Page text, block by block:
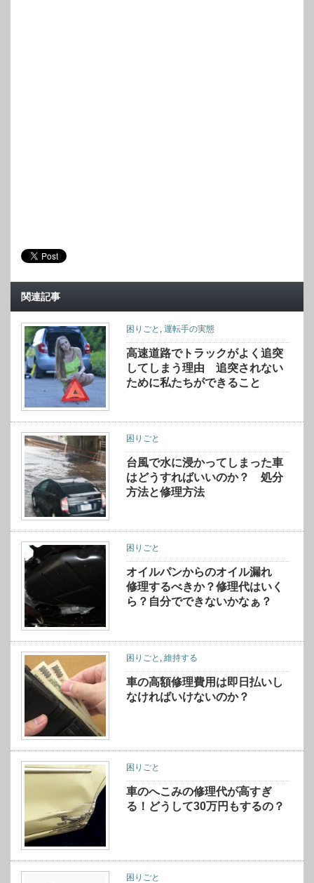
関連記事
困りごと ,運転手の実態
高速道路でトラックがよく追突
してしまう理由 追突されない
ために私たちができること
困りごと
台風で水に浸かってしまった車
はどうすればいいのか？ 処分
方法と修理方法
困りごと
オイルパンからのオイル漏れ
修理するべきか？修理代はいく
ら？自分でできないかなぁ？
困りごと ,維持する
車の高額修理費用は即日払いし
なければいけないのか？
困りごと
車のへこみの修理代が高すぎ
る！どうして30万円もするの？
困りごと